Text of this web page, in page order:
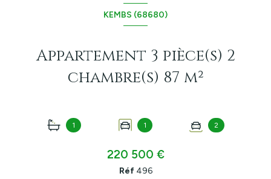
KEMBS (68680)
Appartement 3 pièce(s) 2
chambre(s) 87 m²
1 1 2
220 500 €
Réf 496